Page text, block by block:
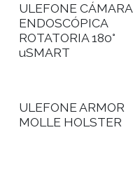
ULEFONE CÁMARA
ENDOSCÓPICA
ROTATORIA 180°
uSMART
ULEFONE ARMOR
MOLLE HOLSTER